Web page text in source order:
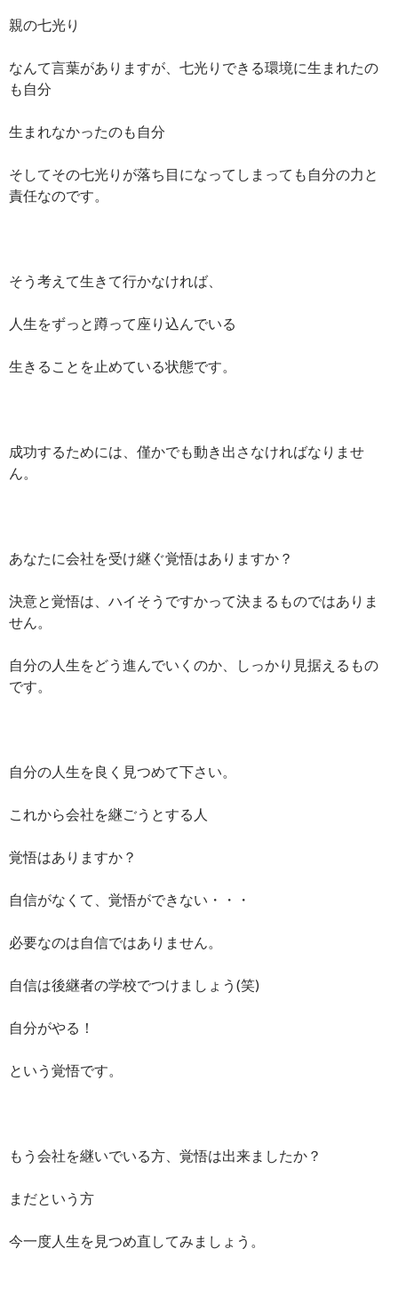
親の七光り
なんて言葉がありますが、七光りできる環境に生まれたの
も自分
生まれなかったのも自分
そしてその七光りが落ち目になってしまっても自分の力と
責任なのです。
そう考えて生きて行かなければ、
人生をずっと蹲って座り込んでいる
生きることを止めている状態です。
成功するためには、僅かでも動き出さなければなりませ
ん。
あなたに会社を受け継ぐ覚悟はありますか？
決意と覚悟は、ハイそうですかって決まるものではありま
せん。
自分の人生をどう進んでいくのか、しっかり見据えるもの
です。
自分の人生を良く見つめて下さい。
これから会社を継ごうとする人
覚悟はありますか？
自信がなくて、覚悟ができない・・・
必要なのは自信ではありません。
自信は後継者の学校でつけましょう(笑)
自分がやる！
という覚悟です。
もう会社を継いでいる方、覚悟は出来ましたか？
まだという方
今一度人生を見つめ直してみましょう。